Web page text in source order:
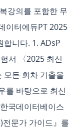
강의를 포함한 무
이터에듀PT 2025
합니다. 1. ADsP
서 〈2025 최신
모든 회차 기출을
를 바탕으로 최신
국데이터베이스
문가 가이드』를